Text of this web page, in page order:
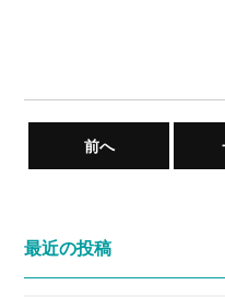
前へ
最近の投稿